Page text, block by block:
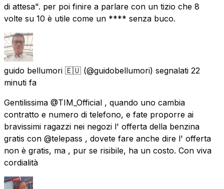
di attesa". per poi finire a parlare con un tizio che 8
volte su 10 è utile come un **** senza buco.
guido bellumori 🇪🇺 (@guidobellumori) segnalati 22
minuti fa
Gentilissima @TIM_Official , quando uno cambia
contratto e numero di telefono, e fate proporre ai
bravissimi ragazzi nei negozi l' offerta della benzina
gratis con @telepass , dovete fare anche dire l' offerta
non è gratis, ma , pur se risibile, ha un costo. Con viva
cordialità